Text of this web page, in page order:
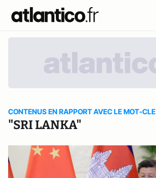
CONTENUS EN RAPPORT AVEC LE MOT-CLE
"SRI LANKA"